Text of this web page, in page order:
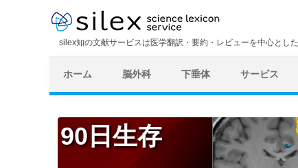
silex知の文献サービスは医学翻訳・要約・レビューを中心とし
ホーム 脳外科 下垂体 サービス
90日生存